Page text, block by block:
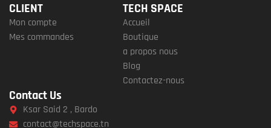
CLIENT
Mon compte
Mes commandes
TECH SPACE
Accueil
Boutique
a propos nous
Blog
Contactez-nous
Contact Us
Ksar Said 2 , Bardo
contact@techspace.tn